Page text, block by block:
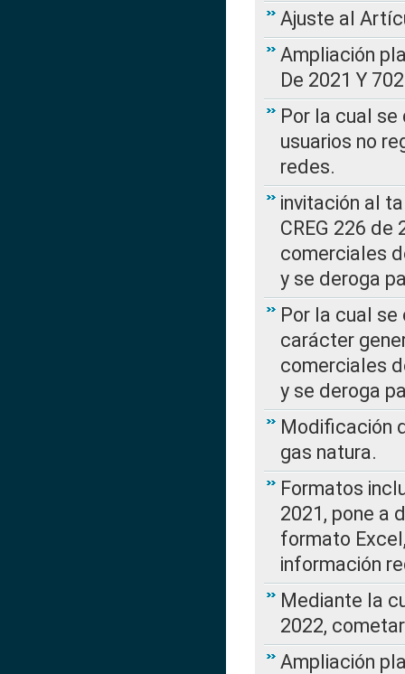
Ajuste al
Ampliación
De 2021 Y
Por la cual
usuarios no
redes.
invitación al
CREG 226
comerciales
y se deroga
Por la cual
carácter
comerciales
y se deroga
Modificación
gas natura.
Formatos
2021, pone a
formato
información
Mediante la
2022,
Ampliación